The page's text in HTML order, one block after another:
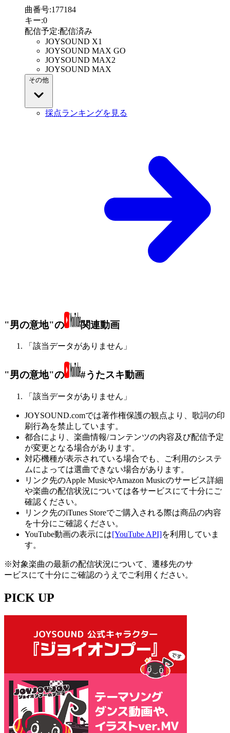
曲番号:177184
キー:0
配信予定:配信済み
JOYSOUND X1
JOYSOUND MAX GO
JOYSOUND MAX2
JOYSOUND MAX
その他
採点ランキングを見る
"男の意地"の 関連動画
「該当データがありません」
"男の意地"の #うたスキ動画
「該当データがありません」
JOYSOUND.comでは著作権保護の観点より、歌詞の印
刷行為を禁止しています。
都合により、楽曲情報/コンテンツの内容及び配信予定
が変更となる場合があります。
対応機種が表示されている場合でも、ご利用のシステ
ムによっては選曲できない場合があります。
リンク先のApple MusicやAmazon Musicのサービス詳細
や楽曲の配信状況については各サービスにて十分にご
確認ください。
リンク先のiTunes Storeでご購入される際は商品の内容
を十分にご確認ください。
YouTube動画の表示には[YouTube API]を利用していま
す。
※対象楽曲の最新の配信状況について、遷移先のサ
ービスにて十分にご確認のうえでご利用ください。
PICK UP